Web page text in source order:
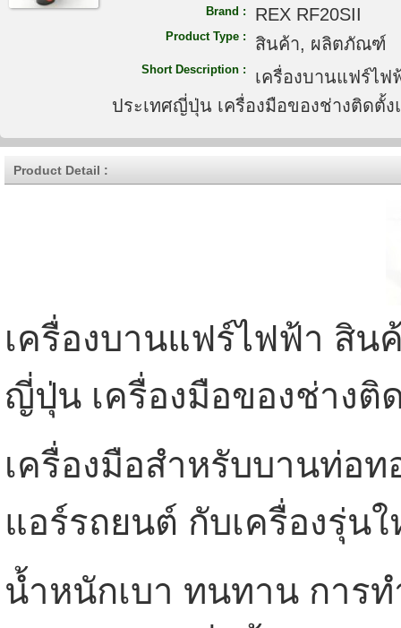
Brand : REX RF20SII
Product Type : สินค้า, ผลิตภัณฑ์
Short Description :
เครื่องบานแฟร์ไ
ประเทศญี่ปุ่น เครื่องมือของช่างติดตั้ง
Product Detail :
เครื่องบานแฟร์ไฟฟ้า สิน
ญี่ปุ่น เครื่องมือของช่างติ
เครื่องมือสำหรับบานท่อ
แอร์รถยนต์ กับเครื่องรุ่น
น้ำหนักเบา ทนทาน การ